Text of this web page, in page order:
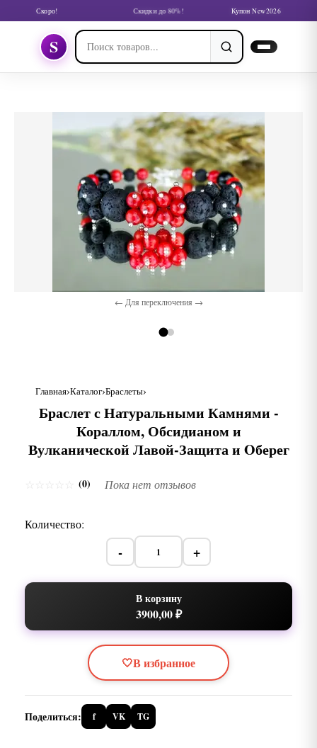
Скоро! Скидки до 80%! Купон New2026
S
← Для переключения →
Главная Каталог Браслеты
Браслет с Натуральными Камнями -
Кораллом, Обсидианом и
Вулканической Лавой-Защита и Oберег
(0) Пока нет отзывов
Количество:
- +
В корзину
3900,00 ₽
🤍В избранное
Поделиться: f VK TG